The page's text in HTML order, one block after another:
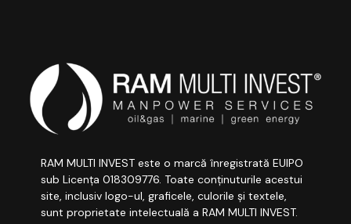
RAM MULTI INVEST este o marcă înregistrată EUIPO
sub Licența 018309776. Toate conținuturile acestui
site, inclusiv logo-ul, graficele, culorile și textele,
sunt proprietate intelectuală a RAM MULTI INVEST.